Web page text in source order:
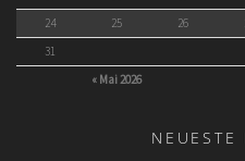
« Mai 2026
24
25 26
31
NEUESTE